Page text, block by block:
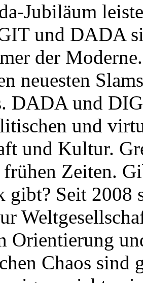
Jubiläum
und DADA
der
neuesten
DADA und
und
und Kultur.
Zeiten.
gibt? Seit 2008
Orientierung
Chaos sind